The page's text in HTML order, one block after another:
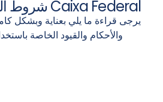
شروط الخدمة الخاصة بـ Caixa Federal
يرجى قراءة ما يلي بعناية وبشكل
والأحكام والقيود الخاصة